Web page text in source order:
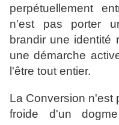
perpétuellement
n'est pas porter
brandir une identité
une démarche
l'être tout entier.
La Conversion n'est
froide d'un